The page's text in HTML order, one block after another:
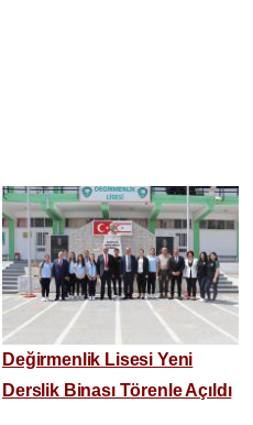
Değirmenlik Lisesi Yeni
Derslik Binası Törenle Açıldı